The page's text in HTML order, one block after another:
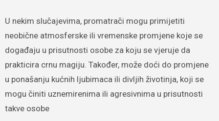
U nekim slučajevima, promatrači mogu primijetiti
neobične atmosferske ili vremenske promjene koje se
događaju u prisutnosti osobe za koju se vjeruje da
prakticira crnu magiju. Također, može doći do promjene
u ponašanju kućnih ljubimaca ili divljih životinja, koji se
mogu činiti uznemirenima ili agresivnima u prisutnosti
takve osobe